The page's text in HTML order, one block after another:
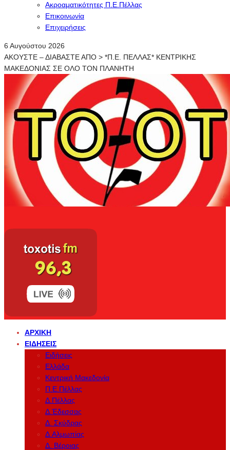
Ακροαματικότητες Π.Ε.Πέλλας
Επικοινωνία
Επιχειρήσεις
6 Αυγούστου 2026
ΑΚΟΥΣΤΕ – ΔΙΑΒΑΣΤΕ ΑΠΟ > *Π.Ε. ΠΕΛΛΑΣ* ΚΕΝΤΡΙΚΗΣ
ΜΑΚΕΔΟΝΙΑΣ ΣΕ ΟΛΟ ΤΟΝ ΠΛΑΝΗΤΗ
ΑΡΧΙΚΉ
ΕΙΔΉΣΕΙΣ
Ειδήσεις
Ελλάδα
Κεντρική Μακεδονία
Π.Ε.Πέλλας
Δ.Πέλλας
Δ.Έδεσσας
Δ. Σκύδρας
Δ.Αλμωπίας
Δ. Βέροιας